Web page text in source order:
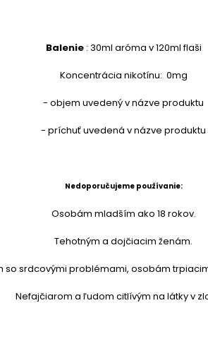
Balenie : 30ml aróma v 120ml flaši
Koncentrácia nikotínu: 0mg
- objem uvedený v názve produktu
- príchuť uvedená v názve produktu
Nedoporučujeme používanie:
Osobám mladším ako 18 rokov.
Tehotným a dojčiacim ženám.
so srdcovými problémami, osobám
Nefajčiarom a ľudom citlívým na látky v